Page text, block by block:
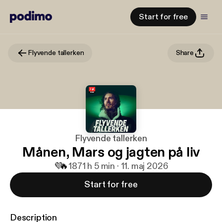
Start for free
Flyvende tallerken Share
Flyvende tallerken
Månen, Mars og jagten på liv
💜🔥1871 h 5 min · 11. maj 2026
Start for free
Description